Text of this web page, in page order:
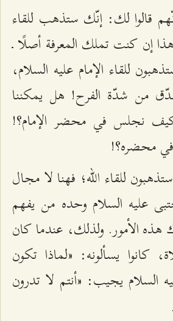
قالوا لك: إنّك ستذهب للقاء
إن كنت تملك المعرفة أصلًا ـ
للقاء الإمام عليه السلام،
من شدّة الفرح! هل يمكننا
نجلس في محضر الإمام؟!
في محضره؟!
للقاء الله؛ فهنا لا مجال
عليه السلام وحده من يفهم
هذه الأمور. ولذلك، عندما كان
كانوا يسألونه: «لماذا تكون
السلام يجيب: «أنتم لا تدرون
.